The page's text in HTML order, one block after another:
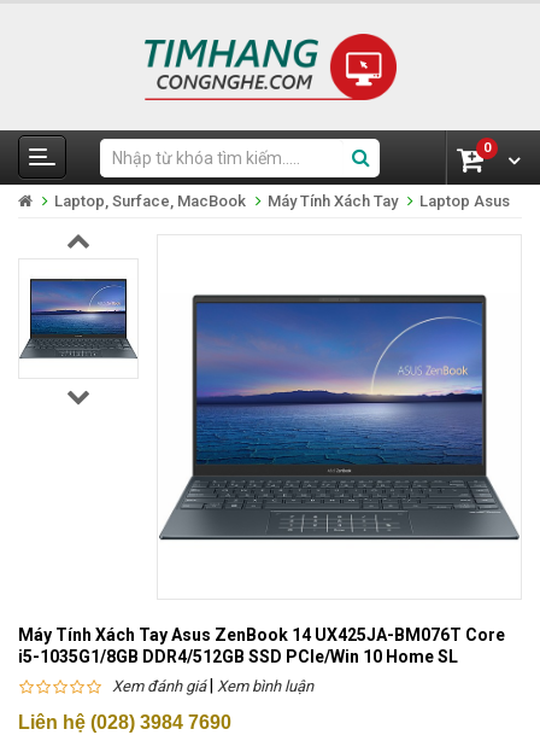
0
Laptop, Surface, MacBook Máy Tính Xách Tay Laptop Asus
Máy Tính Xách Tay Asus ZenBook 14 UX425JA-BM076T Core
i5-1035G1/8GB DDR4/512GB SSD PCIe/Win 10 Home SL
Xem đánh giá| Xem bình luận
Liên hệ (028) 3984 7690